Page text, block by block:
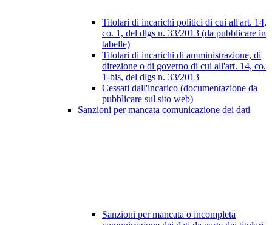
Titolari di incarichi politici di cui all'art. 14,
co. 1, del dlgs n. 33/2013 (da pubblicare in
tabelle)
Titolari di incarichi di amministrazione, di
direzione o di governo di cui all'art. 14, co.
1-bis, del dlgs n. 33/2013
Cessati dall'incarico (documentazione da
pubblicare sul sito web)
Sanzioni per mancata comunicazione dei dati
Sanzioni per mancata o incompleta